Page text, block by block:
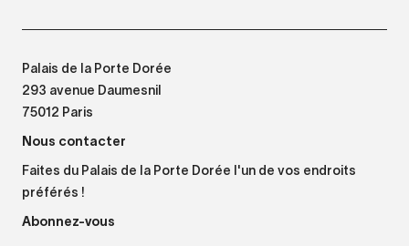
Palais de la Porte Dorée
293 avenue Daumesnil
75012 Paris
Nous contacter
Faites du Palais de la Porte Dorée l'un de vos endroits
préférés !
Abonnez-vous